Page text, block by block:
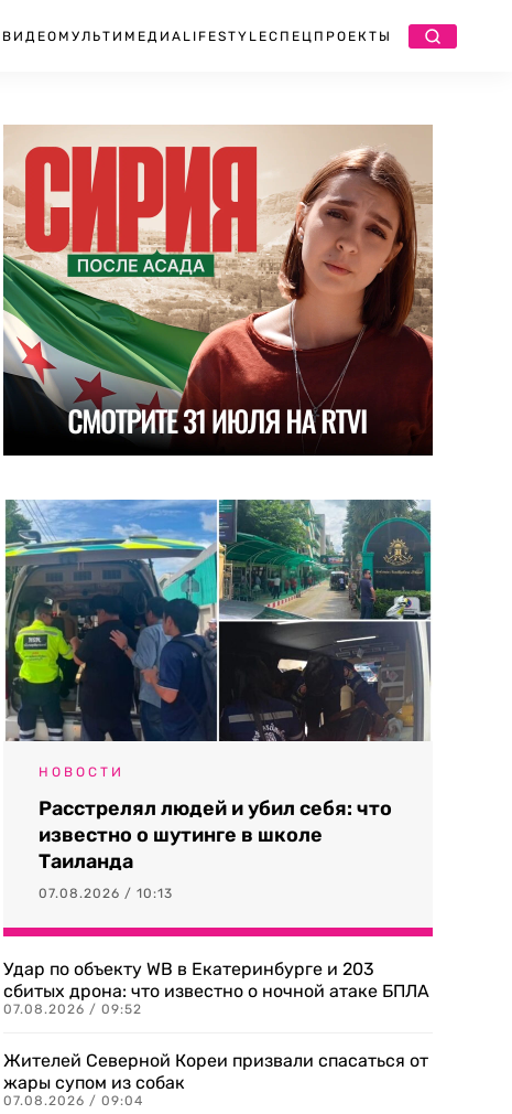
ВИДЕО МУЛЬТИМЕДИА LIFESTYLEСПЕЦПРОЕКТЫ
НОВОСТИ
Расстрелял людей и убил себя: что
известно о шутинге в школе
Таиланда
07.08.2026 / 10:13
Удар по объекту WB в Екатеринбурге и 203
сбитых дрона: что известно о ночной атаке БПЛА
07.08.2026 / 09:52
Жителей Северной Кореи призвали спасаться от
жары супом из собак
07.08.2026 / 09:04